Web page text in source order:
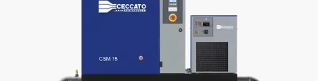
Obtenga más información
opciones disponibles para
compresores